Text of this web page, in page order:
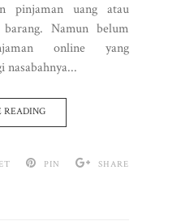
pinjaman uang atau
Namun belum
online yang
READING
PIN SHARE